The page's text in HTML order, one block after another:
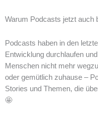
Warum Podcasts jetzt auch
Podcasts haben in den
Entwicklung durchlaufen
Menschen nicht mehr
oder gemütlich zuhause –
Stories und Themen, die
🤩